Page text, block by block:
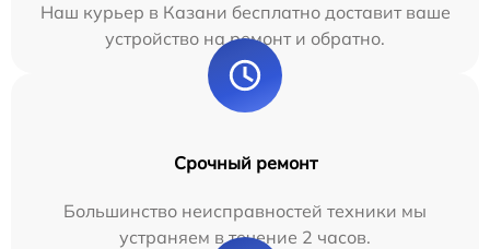
Наш курьер в Казани бесплатно доставит ваше
устройство на ремонт и обратно.
Срочный ремонт
Большинство неисправностей техники мы
устраняем в течение 2 часов.